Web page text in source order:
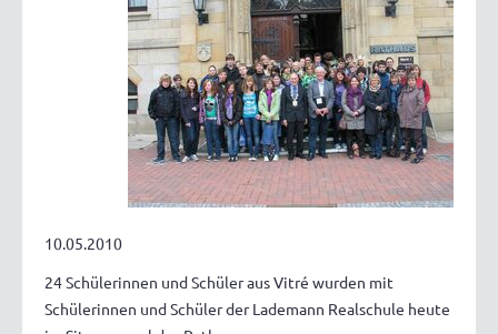
10.05.2010
24 Schülerinnen und Schüler aus Vitré wurden mit
Schülerinnen und Schüler der Lademann Realschule heute